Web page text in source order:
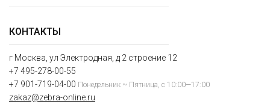
КОНТАКТЫ
г Москва, ул Электродная, д 2 строение 12
+7 495-278-00-55
+7 901-719-04-00 Понедельник ~ Пятница, с 10:00—17:00
zakaz@zebra-online.ru